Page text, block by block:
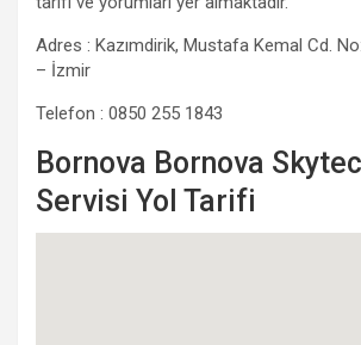
Adres : Kazımdirik, Mustafa Kemal Cd.
– İzmir
Telefon : 0850 255 1843
Bornova Bornova
Servisi Yol Tarifi